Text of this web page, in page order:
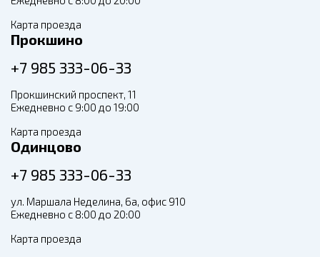
Карта проезда
Прокшино
+7 985 333-06-33
Прокшинский проспект, 11
Ежедневно с 9:00 до 19:00
Карта проезда
Одинцово
+7 985 333-06-33
ул. Маршала Неделина, 6а, офис 910
Ежедневно с 8:00 до 20:00
Карта проезда